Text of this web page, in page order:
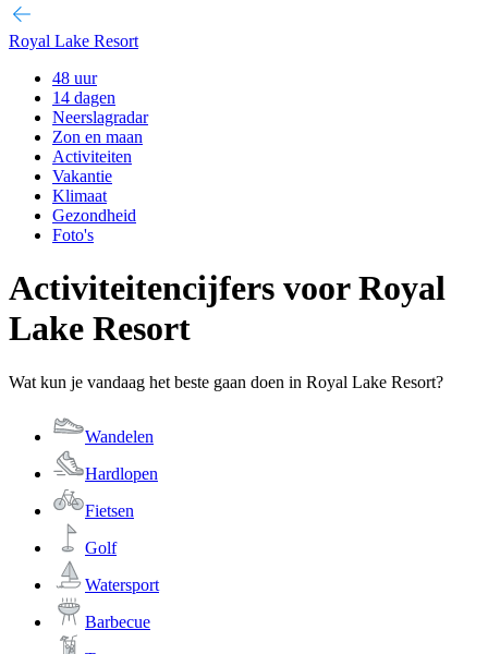
Royal Lake Resort
48 uur
14 dagen
Neerslagradar
Zon en maan
Activiteiten
Vakantie
Klimaat
Gezondheid
Foto's
Activiteitencijfers voor Royal
Lake Resort
Wat kun je vandaag het beste gaan doen in Royal Lake Resort?
Wandelen
Hardlopen
Fietsen
Golf
Watersport
Barbecue